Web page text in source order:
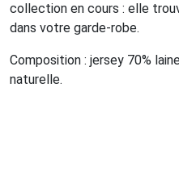
collection en cours : elle
dans votre garde-robe.
Composition : jersey 70%
naturelle.